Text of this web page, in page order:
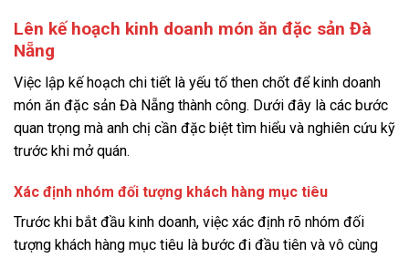
Lên kế hoạch kinh doanh món ăn đặc sản Đà
Nẵng
Việc lập kế hoạch chi tiết là yếu tố then chốt để kinh doanh
món ăn đặc sản Đà Nẵng thành công. Dưới đây là các bước
quan trọng mà anh chị cần đặc biệt tìm hiểu và nghiên cứu kỹ
trước khi mở quán.
Xác định nhóm đối tượng khách hàng mục tiêu
Trước khi bắt đầu kinh doanh, việc xác định rõ nhóm đối
tượng khách hàng mục tiêu là bước đi đầu tiên và vô cùng